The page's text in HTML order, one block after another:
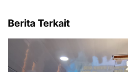
Berita Terkait